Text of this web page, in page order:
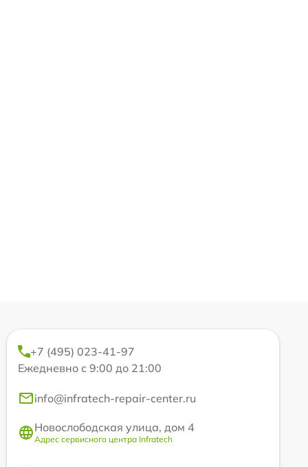
+7 (495) 023-41-97
Ежедневно с 9:00 до 21:00
info@infratech-repair-center.ru
Новослободская улица, дом 4
Адрес сервисного центра Infratech